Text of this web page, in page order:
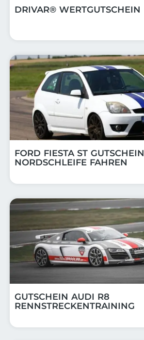
DRIVAR® WERTGUTSCHEIN
FORD FIESTA ST GUTSCHEIN
NORDSCHLEIFE FAHREN
GUTSCHEIN AUDI R8
RENNSTRECKENTRAINING